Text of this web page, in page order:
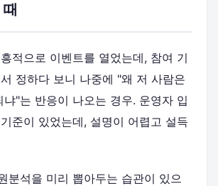
적으로 이벤트를 열었는데, 참여 기
정하다 보니 나중에 "왜 저 사람은
"는 반응이 나오는 경우. 운영자 입
준이 있었는데, 설명이 어렵고 설득
분석을 미리 뽑아두는 습관이 있으